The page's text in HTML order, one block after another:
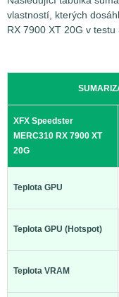
vlastností, kterých
RX 7900 XT 20G v testu
XFX Speedster
MERC310 RX 7900 XT
20G
Teplota GPU
Teplota GPU (Hotspot)
Teplota VRAM